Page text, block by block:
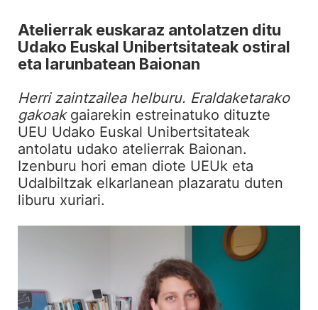
Atelierrak euskaraz antolatzen ditu
Udako Euskal Unibertsitateak ostiral
eta larunbatean Baionan
Herri zaintzailea helburu. Eraldaketarako
gakoak gaiarekin estreinatuko dituzte
UEU Udako Euskal Unibertsitateak
antolatu udako atelierrak Baionan.
Izenburu hori eman diote UEUk eta
Udalbiltzak elkarlanean plazaratu duten
liburu xuriari.